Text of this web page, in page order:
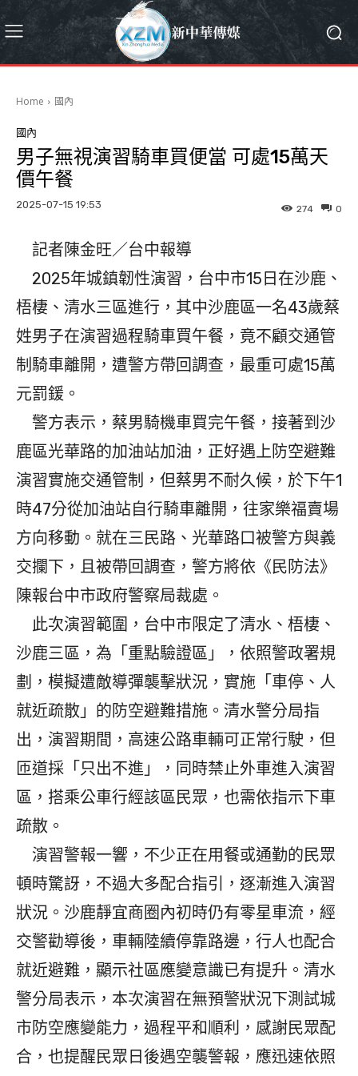
Home 國內
國內
男子無視演習騎車買便當 可處15萬天
價午餐
2025-07-15 19:53 0
274
記者陳金旺／台中報導
2025年城鎮韌性演習，台中市15日在沙鹿、
梧棲、清水三區進行，其中沙鹿區一名43歲蔡
姓男子在演習過程騎車買午餐，竟不顧交通管
制騎車離開，遭警方帶回調查，最重可處15萬
元罰鍰。
警方表示，蔡男騎機車買完午餐，接著到沙
鹿區光華路的加油站加油，正好遇上防空避難
演習實施交通管制，但蔡男不耐久候，於下午1
時47分從加油站自行騎車離開，往家樂福賣場
方向移動。就在三民路、光華路口被警方與義
交攔下，且被帶回調查，警方將依《民防法》
陳報台中市政府警察局裁處。
此次演習範圍，台中市限定了清水、梧棲、
沙鹿三區，為「重點驗證區」，依照警政署規
劃，模擬遭敵導彈襲擊狀況，實施「車停、人
就近疏散」的防空避難措施。清水警分局指
出，演習期間，高速公路車輛可正常行駛，但
匝道採「只出不進」，同時禁止外車進入演習
區，搭乘公車行經該區民眾，也需依指示下車
疏散。
演習警報一響，不少正在用餐或通勤的民眾
頓時驚訝，不過大多配合指引，逐漸進入演習
狀況。沙鹿靜宜商圈內初時仍有零星車流，經
交警勸導後，車輛陸續停靠路邊，行人也配合
就近避難，顯示社區應變意識已有提升。清水
警分局表示，本次演習在無預警狀況下測試城
市防空應變能力，過程平和順利，感謝民眾配
合，也提醒民眾日後遇空襲警報，應迅速依照